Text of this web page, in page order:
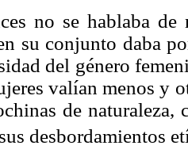
no se hablaba
su conjunto daba
del género
valían menos y
de
desbordamientos